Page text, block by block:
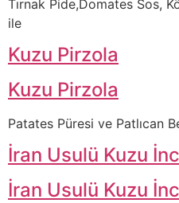
Tırnak Pide,Domates Sos,
ile
Kuzu Pirzola
Kuzu Pirzola
Patates Püresi ve Patlıcan
İran Usulü Kuzu
İran Usulü Kuzu